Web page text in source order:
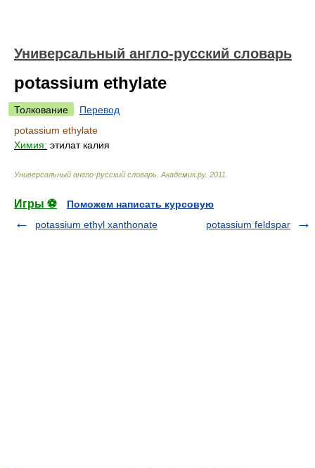
Универсальный англо-русский словарь
potassium ethylate
Толкование
Перевод
potassium ethylate
Химия: этилат калия
Универсальный англо-русский словарь Академик.ру. 2011
Игры ⚽
Поможем написать курсовую
potassium ethyl xanthonate
potassium feldspar